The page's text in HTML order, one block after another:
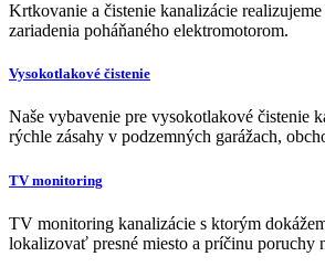
Krtkovanie a čistenie kanalizácie
zariadenia poháňaného elektromotorom.
Vysokotlakové čistenie
Naše vybavenie pre vysokotlakové čistenie
rýchle zásahy v podzemných garážach,
TV monitoring
TV monitoring kanalizácie s ktorým
lokalizovať presné miesto a príčinu poruchy